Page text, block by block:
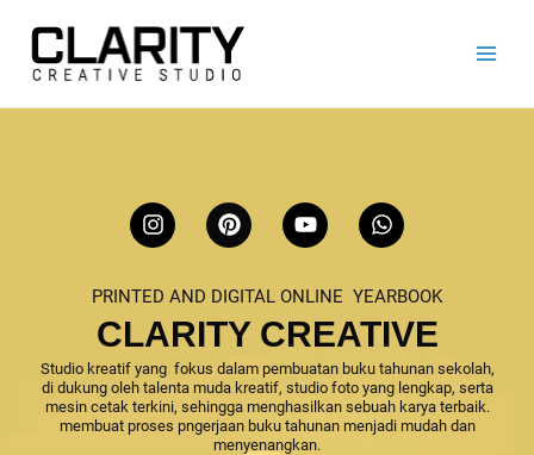
konten
I
n
a
g
r
a
m
P
i
e
r
e
s
t
Y
o
u
b
e
W
h
s
a
p
p
PRINTED AND DIGITAL ONLINE YEARBOOK
CLARITY CREATIVE
Studio kreatif yang fokus dalam pembuatan buku tahunan sekolah,
di dukung oleh talenta muda kreatif, studio foto yang lengkap, serta
mesin cetak terkini, sehingga menghasilkan sebuah karya terbaik.
membuat proses pngerjaan buku tahunan menjadi mudah dan
menyenangkan.